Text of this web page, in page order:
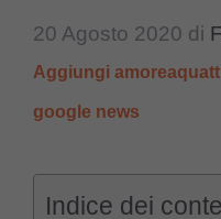
20 Agosto 2020 di
Aggiungi
google news
Indice dei